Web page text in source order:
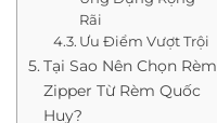
Rãi
Ưu Điểm Vượt Trội
Tại Sao Nên Chọn Rèm
Zipper Từ Rèm Quốc
Huy?